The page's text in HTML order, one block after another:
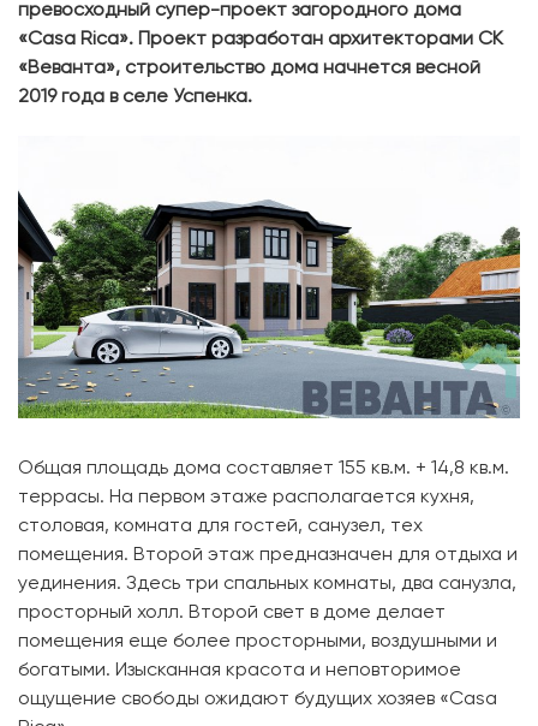
превосходный супер-проект загородного дома
«Casa Rica». Проект разработан архитекторами СК
«Веванта», строительство дома начнется весной
2019 года в селе Успенка.
Общая площадь дома составляет 155 кв.м. + 14,8 кв.м.
террасы. На первом этаже располагается кухня,
столовая, комната для гостей, санузел, тех
помещения. Второй этаж предназначен для отдыха и
уединения. Здесь три спальных комнаты, два санузла,
просторный холл. Второй свет в доме делает
помещения еще более просторными, воздушными и
богатыми. Изысканная красота и неповторимое
ощущение свободы ожидают будущих хозяев «Casa